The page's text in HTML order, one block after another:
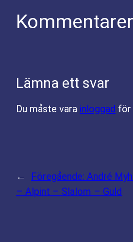
Kommentarer
Lämna ett svar
Du måste vara inloggad för
← Föregående: André
– Alpint – Slalom – Guld